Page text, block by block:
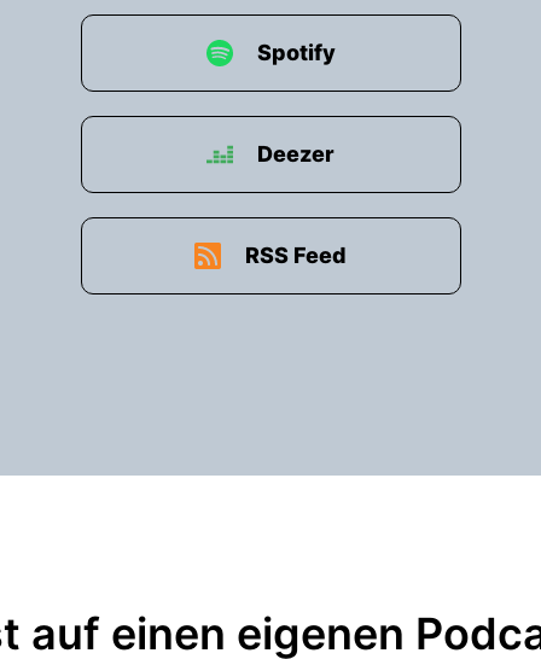
Spotify
Deezer
RSS Feed
auf einen eigenen